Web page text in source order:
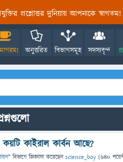
প্রশ্নোত্তর দুনিয়ায় আপনাকে
অনুত্তরিত বিভাগসমূহ সদস্যবৃন্দ
কাইরাল কার্বন আছে?
" বিভাগে জিজ্ঞাসাকরেছেনscience_boy (640